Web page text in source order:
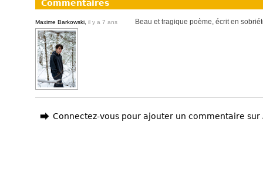
Commentaires
Maxime Barkowski, il y a 7 ans Beau et tragique poème, écrit en
Connectez-vous pour ajouter un commentaire sur